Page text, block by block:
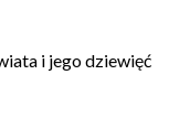
i jego dziewięć